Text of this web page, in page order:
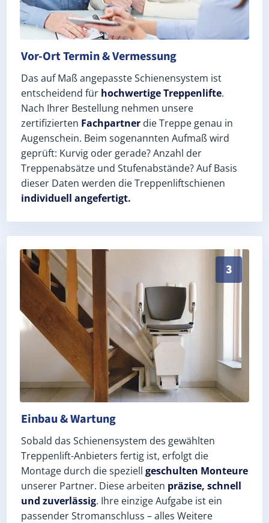
Vor-Ort Termin & Vermessung
Das auf Maß angepasste Schienensystem ist
entscheidend für hochwertige Treppenlifte.
Nach Ihrer Bestellung nehmen unsere
zertifizierten Fachpartner die Treppe genau in
Augenschein. Beim sogenannten Aufmaß wird
geprüft: Kurvig oder gerade? Anzahl der
Treppenabsätze und Stufenabstände? Auf Basis
dieser Daten werden die Treppenliftschienen
individuell angefertigt.
3
Schneller, sauberer Einbau durch zertifizierte
Einbau & Wartung
Sobald das Schienensystem des gewählten
Treppenlift-Anbieters fertig ist, erfolgt die
Montage durch die speziell geschulten Monteure
unserer Partner. Diese arbeiten präzise, schnell
und zuverlässig. Ihre einzige Aufgabe ist ein
passender Stromanschluss – alles Weitere